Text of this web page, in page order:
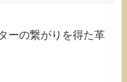
ーの繋がりを得た革